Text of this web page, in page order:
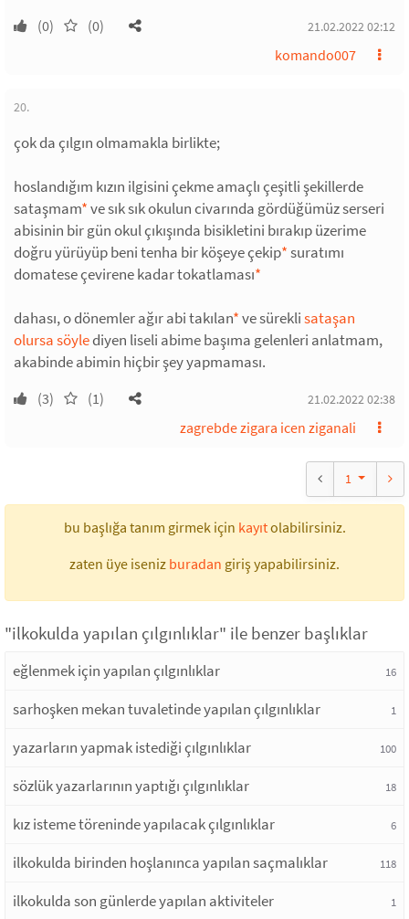
(0) (0) 21.02.2022 02:12
komando007
20.
çok da çılgın olmamakla birlikte;
hoslandığım kızın ilgisini çekme amaçlı çeşitli şekillerde
sataşmam*ve sık sık okulun civarında gördüğümüz serseri
abisinin bir gün okul çıkışında bisikletini bırakıp üzerime
doğru yürüyüp beni tenha bir köşeye çekip*suratımı
domatese çevirene kadar tokatlaması*
dahası, o dönemler ağır abi takılan*ve süreklisataşan
olursa söylediyen liseli abime başıma gelenleri anlatmam,
akabinde abimin hiçbir şey yapmaması.
(3) (1) 21.02.2022 02:38
zagrebde zigara icen ziganali
1
bu başlığa tanım girmek için kayıtolabilirsiniz.
zaten üye iseniz buradan giriş yapabilirsiniz.
"ilkokulda yapılan çılgınlıklar" ile benzer başlıklar
eğlenmek için yapılan çılgınlıklar 16
sarhoşken mekan tuvaletinde yapılan çılgınlıklar 1
yazarların yapmak istediği çılgınlıklar 100
sözlük yazarlarının yaptığı çılgınlıklar 18
kız isteme töreninde yapılacak çılgınlıklar 6
ilkokulda birinden hoşlanınca yapılan saçmalıklar 118
ilkokulda son günlerde yapılan aktiviteler 1